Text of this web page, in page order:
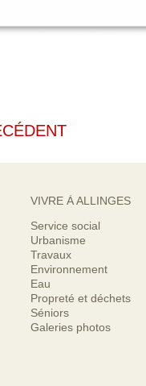
VIVRE À ALLINGES
Service social
Urbanisme
Travaux
Environnement
Eau
Propreté et déchets
Séniors
Galeries photos